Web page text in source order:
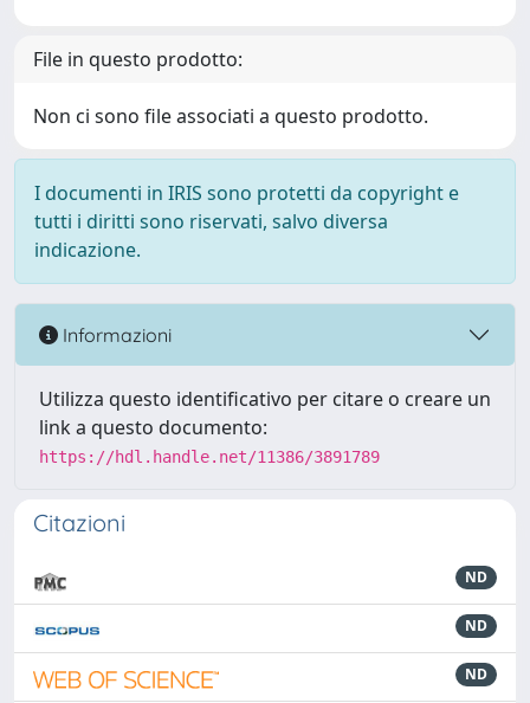
File in questo prodotto:
Non ci sono file associati a questo prodotto.
I documenti in IRIS sono protetti da copyright e
tutti i diritti sono riservati, salvo diversa
indicazione.
Informazioni
Utilizza questo identificativo per citare o creare un
link a questo documento:
https://hdl.handle.net/11386/3891789
Citazioni
ND
ND
ND